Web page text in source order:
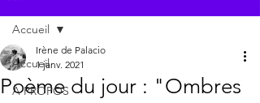
Accueil
À PROPOS
Accueil
Poème du jour : "Ombres
Irène de Palacio
1 janv. 2021